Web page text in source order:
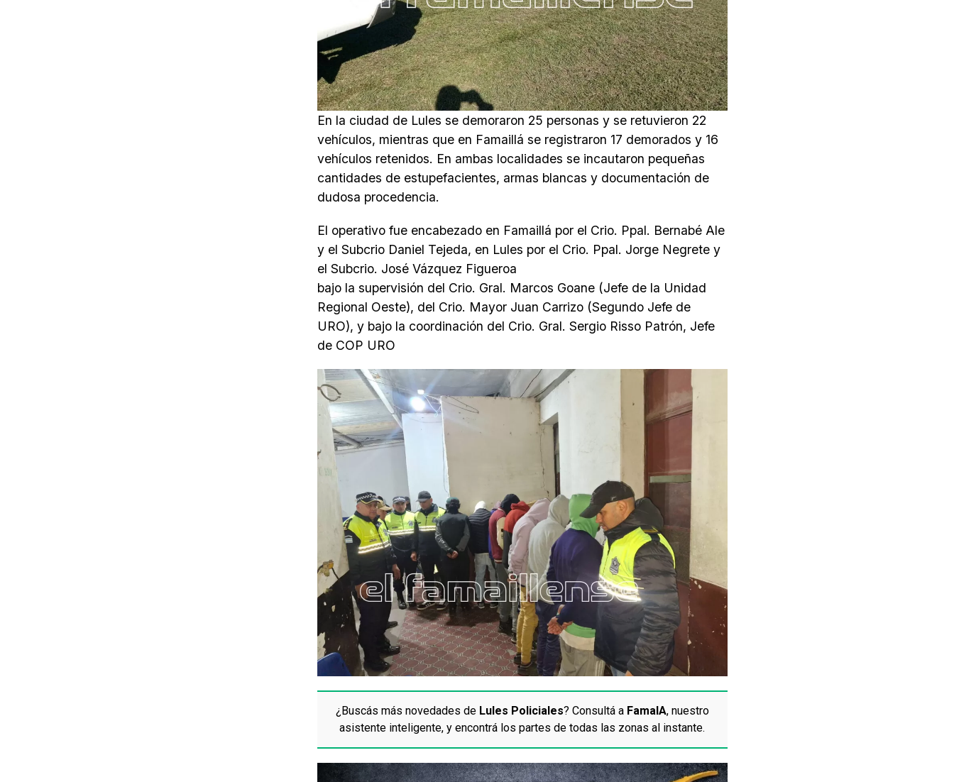
En la ciudad de Lules se demoraron 25 personas y se retuvieron 22
vehículos, mientras que en Famaillá se registraron 17 demorados y 16
vehículos retenidos. En ambas localidades se incautaron pequeñas
cantidades de estupefacientes, armas blancas y documentación de
dudosa procedencia.
El operativo fue encabezado en Famaillá por el Crio. Ppal. Bernabé Ale
y el Subcrio Daniel Tejeda, en Lules por el Crio. Ppal. Jorge Negrete y
el Subcrio. José Vázquez Figueroa
bajo la supervisión del Crio. Gral. Marcos Goane (Jefe de la Unidad
Regional Oeste), del Crio. Mayor Juan Carrizo (Segundo Jefe de
URO), y bajo la coordinación del Crio. Gral. Sergio Risso Patrón, Jefe
de COP URO
¿Buscás más novedades de Lules Policiales? Consultá a FamaIA, nuestro
asistente inteligente, y encontrá los partes de todas las zonas al instante.